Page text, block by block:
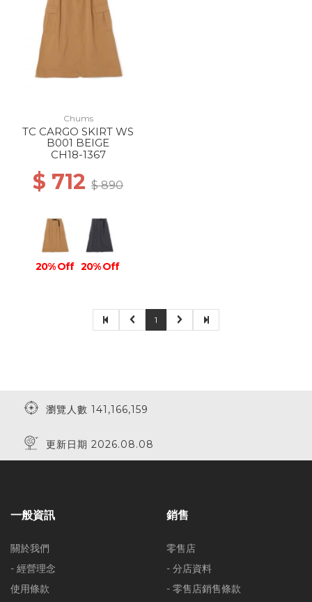
Chums
TC CARGO SKIRT WS
B001 BEIGE
CH18-1367
$ 712 $ 890
20% Off 20% Off
1
瀏覽人數 141,166,159
更新日期 2026.08.08
一般資訊
關於我們
- 經營理念
使用條款
銷售
零售店
- 分店資料
- 零售店銷售條款